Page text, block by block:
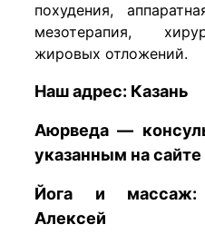
похудения,
мезотерапия,
жировых отложений.
Наш адрес: Казань
Аюрведа —
указанным на
Йога и массаж:
Алексей